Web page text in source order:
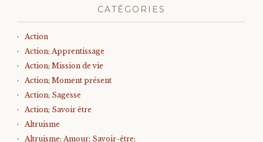
CATÉGORIES
Action
Action; Apprentissage
Action; Mission de vie
Action; Moment présent
Action; Sagesse
Action; Savoir être
Altruisme
Altruisme; Amour; Savoir-être;